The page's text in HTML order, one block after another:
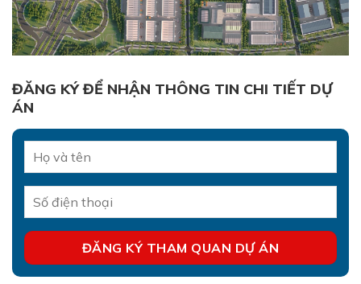
ĐĂNG KÝ ĐỂ NHẬN THÔNG TIN CHI TIẾT DỰ
ÁN